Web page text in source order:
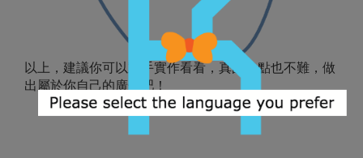
以上，建議你可以動手實作看看，真的一點也不難，做
出屬於你自己的廣告吧！